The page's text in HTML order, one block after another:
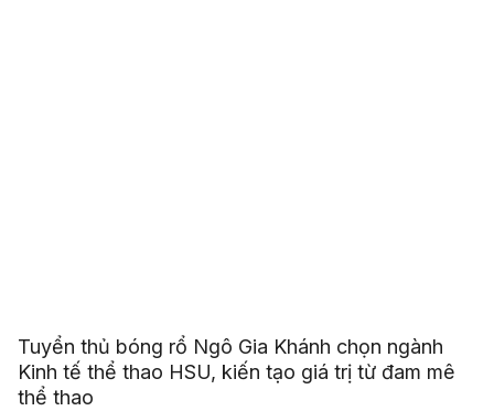
Tuyển thủ bóng rổ Ngô Gia Khánh chọn ngành
Kinh tế thể thao HSU, kiến tạo giá trị từ đam mê
thể thao